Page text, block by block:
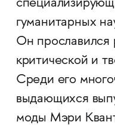
гуманитарных
Он прославился
критической и
Среди его
выдающихся
моды Мэри